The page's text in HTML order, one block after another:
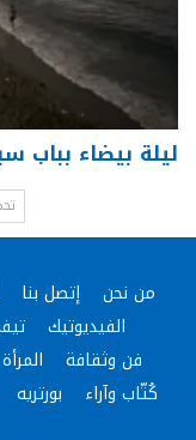
ليلة بيضاء بباب
من نحن إتصل بنا
الفيديوتيك
فن وثقافة
المرأة
كُتّاب وآراء
بورتريه